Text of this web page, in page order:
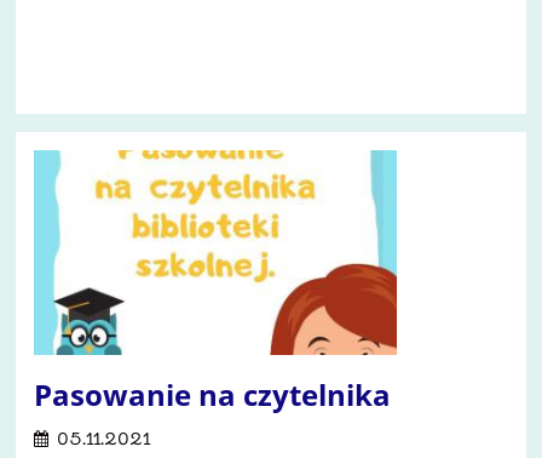
Pasowanie na czytelnika
05.11.2021